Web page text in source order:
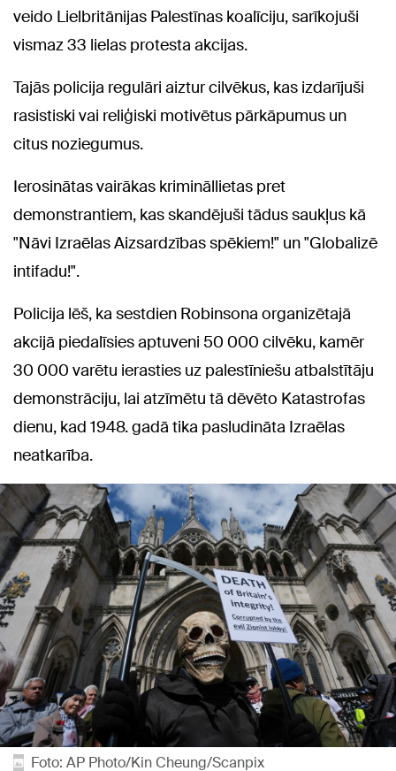
veido Lielbritānijas Palestīnas koalīciju, sarīkojuši
vismaz 33 lielas protesta akcijas.
Tajās policija regulāri aiztur cilvēkus, kas izdarījuši
rasistiski vai reliģiski motivētus pārkāpumus un
citus noziegumus.
Ierosinātas vairākas krimināllietas pret
demonstrantiem, kas skandējuši tādus saukļus kā
"Nāvi Izraēlas Aizsardzības spēkiem!" un "Globalizē
intifadu!".
Policija lēš, ka sestdien Robinsona organizētajā
akcijā piedalīsies aptuveni 50 000 cilvēku, kamēr
30 000 varētu ierasties uz palestīniešu atbalstītāju
demonstrāciju, lai atzīmētu tā dēvēto Katastrofas
dienu, kad 1948. gadā tika pasludināta Izraēlas
neatkarība.
Foto: AP Photo/Kin Cheung/Scanpix